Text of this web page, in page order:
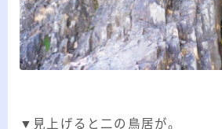
▼見上げると二の鳥居が。